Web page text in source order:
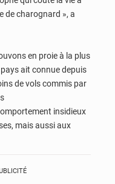
de charognard », a
en proie à la plus
ait connue depuis
de vols commis par
insidieux
mais aussi aux